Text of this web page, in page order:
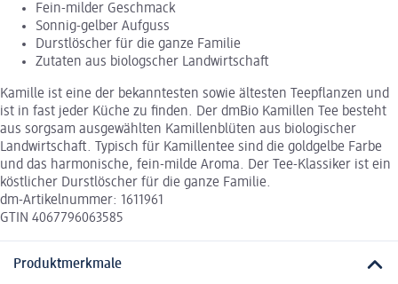
Fein-milder Geschmack
Sonnig-gelber Aufguss
Durstlöscher für die ganze Familie
Zutaten aus biologscher Landwirtschaft
Kamille ist eine der bekanntesten sowie ältesten Teepflanzen und
ist in fast jeder Küche zu finden. Der dmBio Kamillen Tee besteht
aus sorgsam ausgewählten Kamillenblüten aus biologischer
Landwirtschaft. Typisch für Kamillentee sind die goldgelbe Farbe
und das harmonische, fein-milde Aroma. Der Tee-Klassiker ist ein
köstlicher Durstlöscher für die ganze Familie.
dm-Artikelnummer: 1611961
GTIN 4067796063585
Produktmerkmale